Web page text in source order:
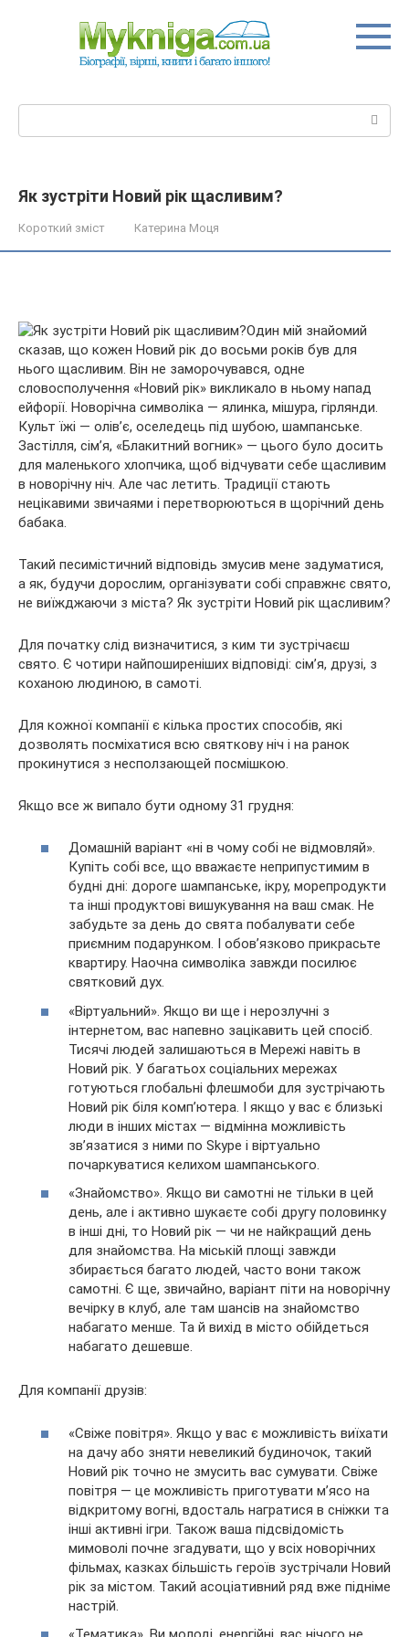
Як зустріти Новий рік щасливим?
Короткий зміст Катерина Моця
Один мій знайомий
сказав, що кожен Новий рік до восьми років був для
нього щасливим. Він не заморочувався, одне
словосполучення «Новий рік» викликало в ньому напад
ейфорії. Новорічна символіка — ялинка, мішура, гірлянди.
Культ їжі — олів’є, оселедець під шубою, шампанське.
Застілля, сім’я, «Блакитний вогник» — цього було досить
для маленького хлопчика, щоб відчувати себе щасливим
в новорічну ніч. Але час летить. Традиції стають
нецікавими звичаями і перетворюються в щорічний день
бабака.
Такий песимістичний відповідь змусив мене задуматися,
а як, будучи дорослим, організувати собі справжнє свято,
не виїжджаючи з міста? Як зустріти Новий рік щасливим?
Для початку слід визначитися, з ким ти зустрічаєш
свято. Є чотири найпоширеніших відповіді: сім’я, друзі, з
коханою людиною, в самоті.
Для кожної компанії є кілька простих способів, які
дозволять посміхатися всю святкову ніч і на ранок
прокинутися з несползающей посмішкою.
Якщо все ж випало бути одному 31 грудня:
Домашній варіант «ні в чому собі не відмовляй».
Купіть собі все, що вважаєте неприпустимим в
будні дні: дороге шампанське, ікру, морепродукти
та інші продуктові вишукування на ваш смак. Не
забудьте за день до свята побалувати себе
приємним подарунком. І обов’язково прикрасьте
квартиру. Наочна символіка завжди посилює
святковий дух.
«Віртуальний». Якщо ви ще і нерозлучні з
інтернетом, вас напевно зацікавить цей спосіб.
Тисячі людей залишаються в Мережі навіть в
Новий рік. У багатьох соціальних мережах
готуються глобальні флешмоби для зустрічають
Новий рік біля комп’ютера. І якщо у вас є близькі
люди в інших містах — відмінна можливість
зв’язатися з ними по Skype і віртуально
почаркуватися келихом шампанського.
«Знайомство». Якщо ви самотні не тільки в цей
день, але і активно шукаєте собі другу половинку
в інші дні, то Новий рік — чи не найкращий день
для знайомства. На міській площі завжди
збирається багато людей, часто вони також
самотні. Є ще, звичайно, варіант піти на новорічну
вечірку в клуб, але там шансів на знайомство
набагато менше. Та й вихід в місто обійдеться
набагато дешевше.
Для компанії друзів:
«Свіже повітря». Якщо у вас є можливість виїхати
на дачу або зняти невеликий будиночок, такий
Новий рік точно не змусить вас сумувати. Свіже
повітря — це можливість приготувати м’ясо на
відкритому вогні, вдосталь награтися в сніжки та
інші активні ігри. Також ваша підсвідомість
мимоволі почне згадувати, що у всіх новорічних
фільмах, казках більшість героїв зустрічали Новий
рік за містом. Такий асоціативний ряд вже підніме
настрій.